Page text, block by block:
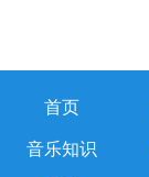
首页
音乐知识